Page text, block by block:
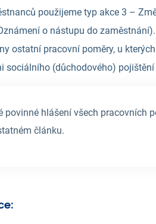
použijeme typ akce 3 –
o nástupu do zaměstnání).
ostatní pracovní poměry, u
sociálního (důchodového)
povinné hlášení všech pracovních
článku.